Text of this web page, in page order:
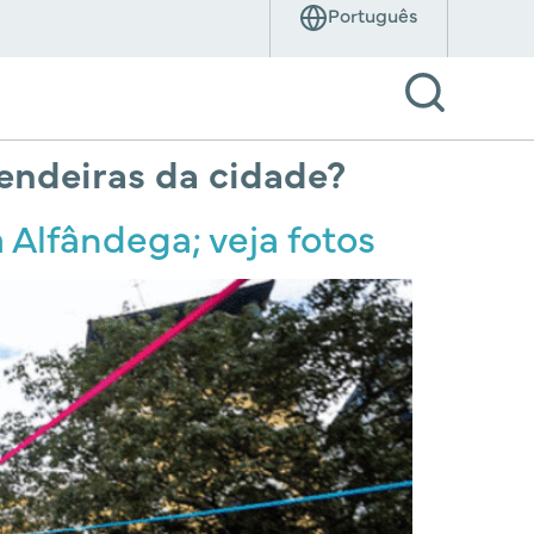
da cidade?
veja fotos